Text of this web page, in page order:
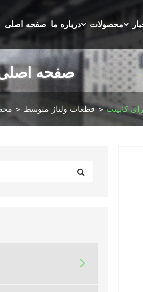
صفحه اصلی درباره ما محصولات
صفحه
قطعات ولتاژ متوسط کابینت
